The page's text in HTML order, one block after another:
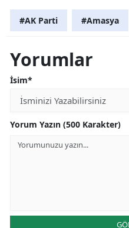
#AK Parti #Amasya
Yorumlar
İsim*
Yorum Yazın (500 Karakter)